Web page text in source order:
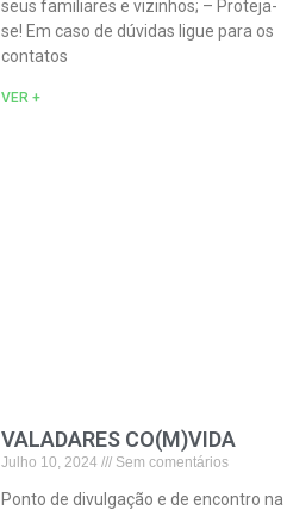
seus familiares e vizinhos; – Proteja-
se! Em caso de dúvidas ligue para os
contatos
VER +
VALADARES CO(M)VIDA
Julho 10, 2024 Sem comentários
Ponto de divulgação e de encontro na